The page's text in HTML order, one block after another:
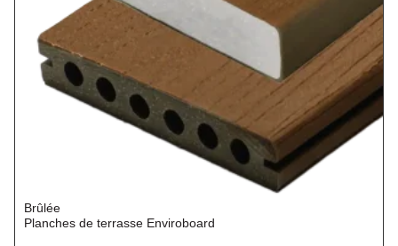
Brûlée
Planches de terrasse Enviroboard